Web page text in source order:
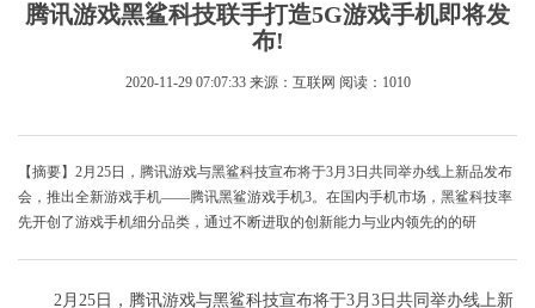
腾讯游戏黑鲨科技联手打造5G游戏手机即将发
布!
2020-11-29 07:07:33 来源：互联网 阅读：1010
【摘要】2月25日，腾讯游戏与黑鲨科技宣布将于3月3日共同举办线上新品发布
会，推出全新游戏手机——腾讯黑鲨游戏手机3。在国内手机市场，黑鲨科技率
先开创了游戏手机细分品类，通过不断进取的创新能力与业内领先的的研
2月25日，腾讯游戏与黑鲨科技宣布将于3月3日共同举办线上新